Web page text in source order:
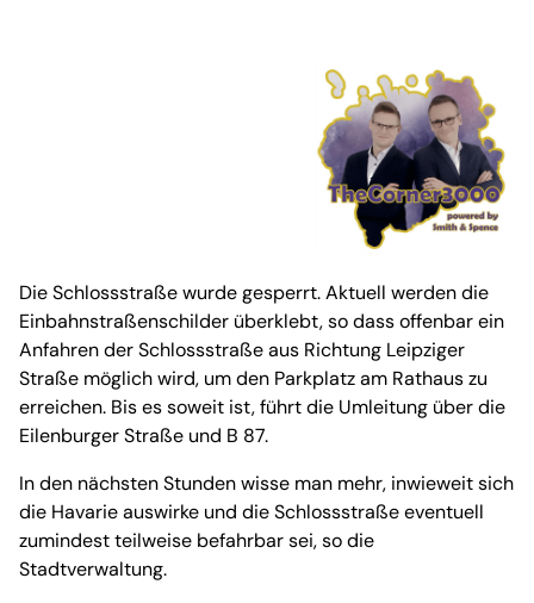
Die Schlossstraße wurde gesperrt. Aktuell werden die
Einbahnstraßenschilder überklebt, so dass offenbar ein
Anfahren der Schlossstraße aus Richtung Leipziger
Straße möglich wird, um den Parkplatz am Rathaus zu
erreichen. Bis es soweit ist, führt die Umleitung über die
Eilenburger Straße und B 87.
In den nächsten Stunden wisse man mehr, inwieweit sich
die Havarie auswirke und die Schlossstraße eventuell
zumindest teilweise befahrbar sei, so die
Stadtverwaltung.